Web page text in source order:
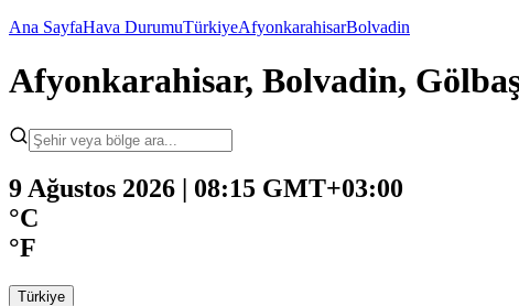
Ana SayfaHava DurumuTürkiyeAfyonkarahisarBolvadin
Afyonkarahisar, Bolvadin,
9 Ağustos 2026 | 08:15 GMT+03:00
°C
°F
Türkiye